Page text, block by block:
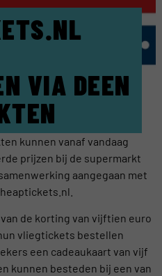
VIA DEEN
kunnen vanaf vandaag
prijzen bij de supermarkt
aangegaan met
de korting van vijftien euro
vliegtickets bestellen
een cadeaukaart van vijf
kunnen besteden bij een van